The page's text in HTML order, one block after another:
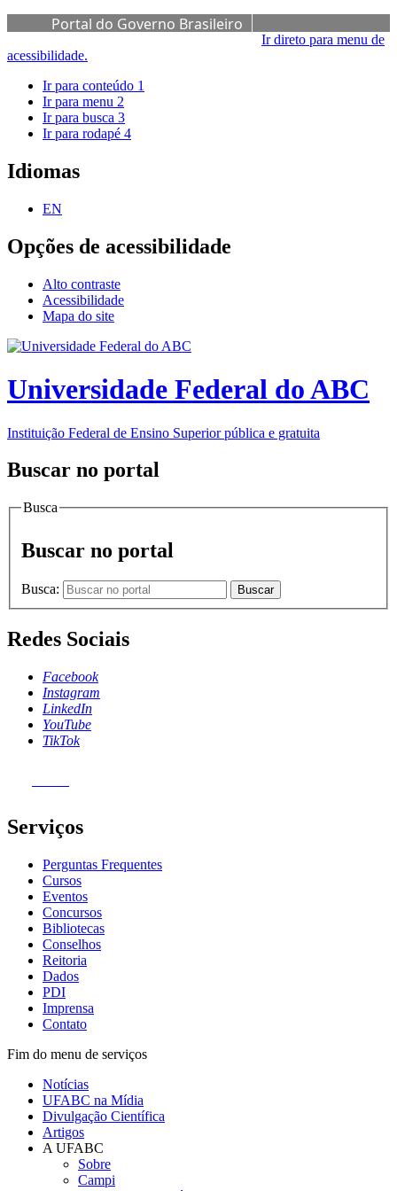
Portal do Governo Brasileiro
Ir direto para menu de
acessibilidade.
Ir para conteúdo 1
Ir para menu 2
Ir para busca 3
Ir para rodapé 4
Idiomas
EN
Opções de acessibilidade
Alto contraste
Acessibilidade
Mapa do site
Universidade Federal do ABC
Instituição Federal de Ensino Superior pública e gratuita
Buscar no portal
Busca
Buscar no portal
Busca: Buscar
Redes Sociais
Facebook
Instagram
LinkedIn
YouTube
TikTok
Serviços
Perguntas Frequentes
Cursos
Eventos
Concursos
Bibliotecas
Conselhos
Reitoria
Dados
PDI
Imprensa
Contato
Fim do menu de serviços
Notícias
UFABC na Mídia
Divulgação Científica
Artigos
A UFABC
Sobre
Campi